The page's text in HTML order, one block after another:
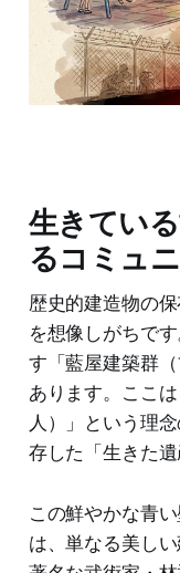
生きてい
るコミュ
歴史的建造物の
を想像しがちで
す「藍屋建築群
あります。ここ
人）」という理
存した「生きた遺
この鮮やかな青
は、単なる美し